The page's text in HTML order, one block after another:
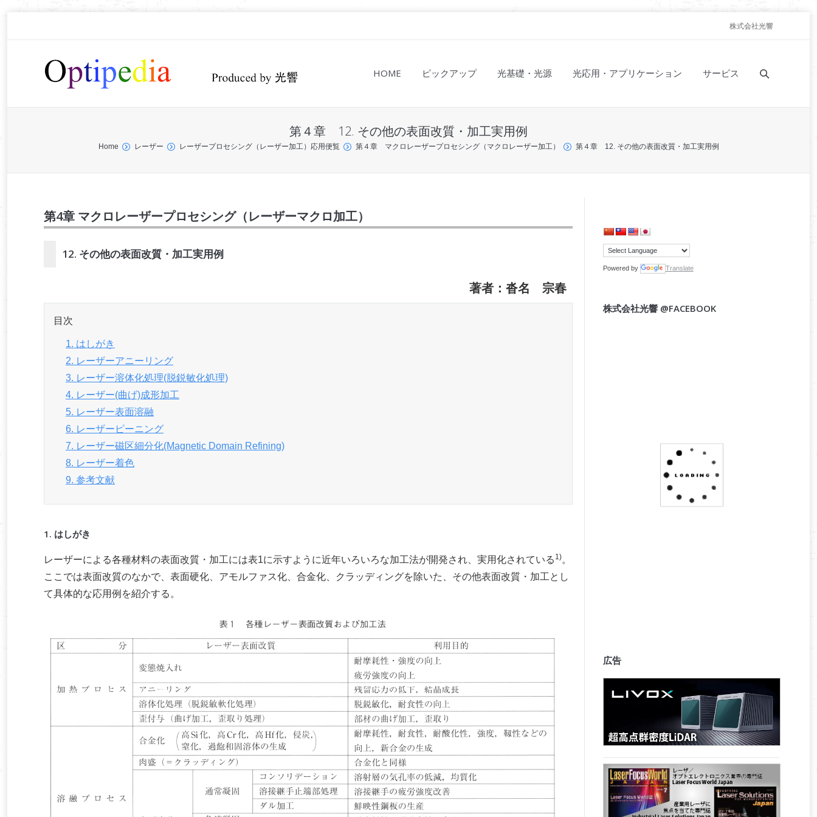
株式会社光響
HOME ピックアップ 光基礎・光源 光応用・アプリケーション サービス
第４章 12. その他の表面改質・加工実用例
You are here:Home レーザー レーザープロセシング（レーザー加工）応用便覧 第４章 マクロレーザープロセシング（マクロレーザー加工） 第４章 12. その他の表面改質・加工実用例
第4章 マクロレーザープロセシング（レーザーマクロ加工）
12. その他の表面改質・加工実用例
著者：沓名 宗春
目次
1. はしがき
2. レーザーアニーリング
3. レーザー溶体化処理(脱鋭敏化処理)
4. レーザー(曲げ)成形加工
5. レーザー表面溶融
6. レーザーピーニング
7. レーザー磁区細分化(Magnetic Domain Refining)
8. レーザー着色
9. 参考文献
1. はしがき
レーザーによる各種材料の表面改質・加工には表1に示すように近年いろいろな加工法が開発され、実用化されている 1)。
ここでは表面改質のなかで、表面硬化、アモルファス化、合金化、クラッディングを除いた、その他表面改質・加工とし
て具体的な応用例を紹介する。
Powered by Translate
株式会社光響 @FACEBOOK
広告